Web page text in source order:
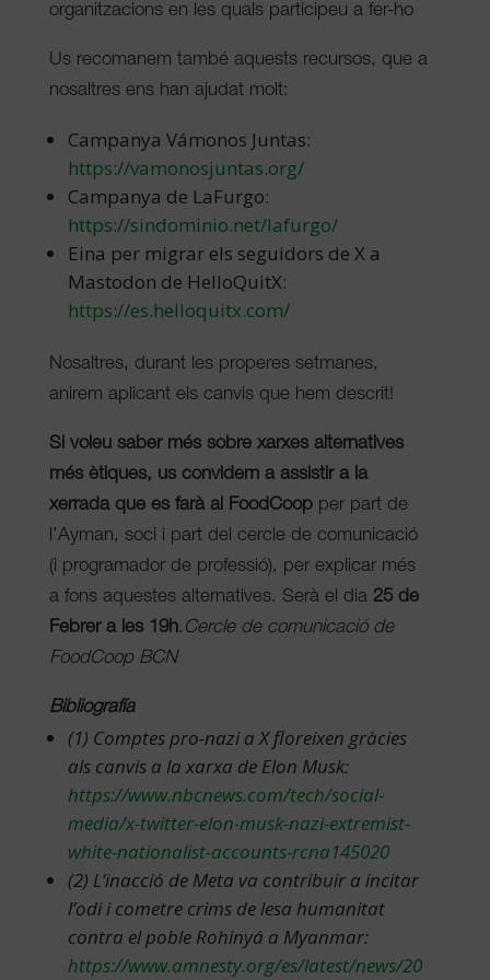
organitzacions en les quals participeu a fer-ho
Us recomanem també aquests recursos, que a
nosaltres ens han ajudat molt:
Campanya Vámonos Juntas:
https://vamonosjuntas.org/
Campanya de LaFurgo:
https://sindominio.net/lafurgo/
Eina per migrar els seguidors de X a
Mastodon de HelloQuitX:
https://es.helloquitx.com/
Nosaltres, durant les properes setmanes,
anirem aplicant els canvis que hem descrit!
Si voleu saber més sobre xarxes alternatives
més ètiques, us convidem a assistir a la
xerrada que es farà al FoodCoopper part de
l’Ayman, soci i part del cercle de comunicació
(i programador de professió), per explicar més
a fons aquestes alternatives. Serà el dia 25 de
Febrer a les 19h. Cercle de comunicació de
FoodCoop BCN
Bibliografía
(1) Comptes pro-nazi a X floreixen gràcies
als canvis a la xarxa de Elon Musk:
https://www.nbcnews.com/tech/social-
media/x-twitter-elon-musk-nazi-extremist-
white-nationalist-accounts-rcna145020
(2) L’inacció de Meta va contribuir a incitar
l’odi i cometre crims de lesa humanitat
contra el poble Rohinyá a Myanmar:
https://www.amnesty.org/es/latest/news/20